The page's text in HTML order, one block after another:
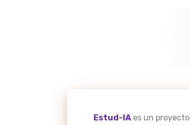
Estud-IAes un